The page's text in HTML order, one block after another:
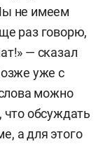
не имеем
раз говорю,
— сказал
уже с
можно
что обсуждать
а для этого